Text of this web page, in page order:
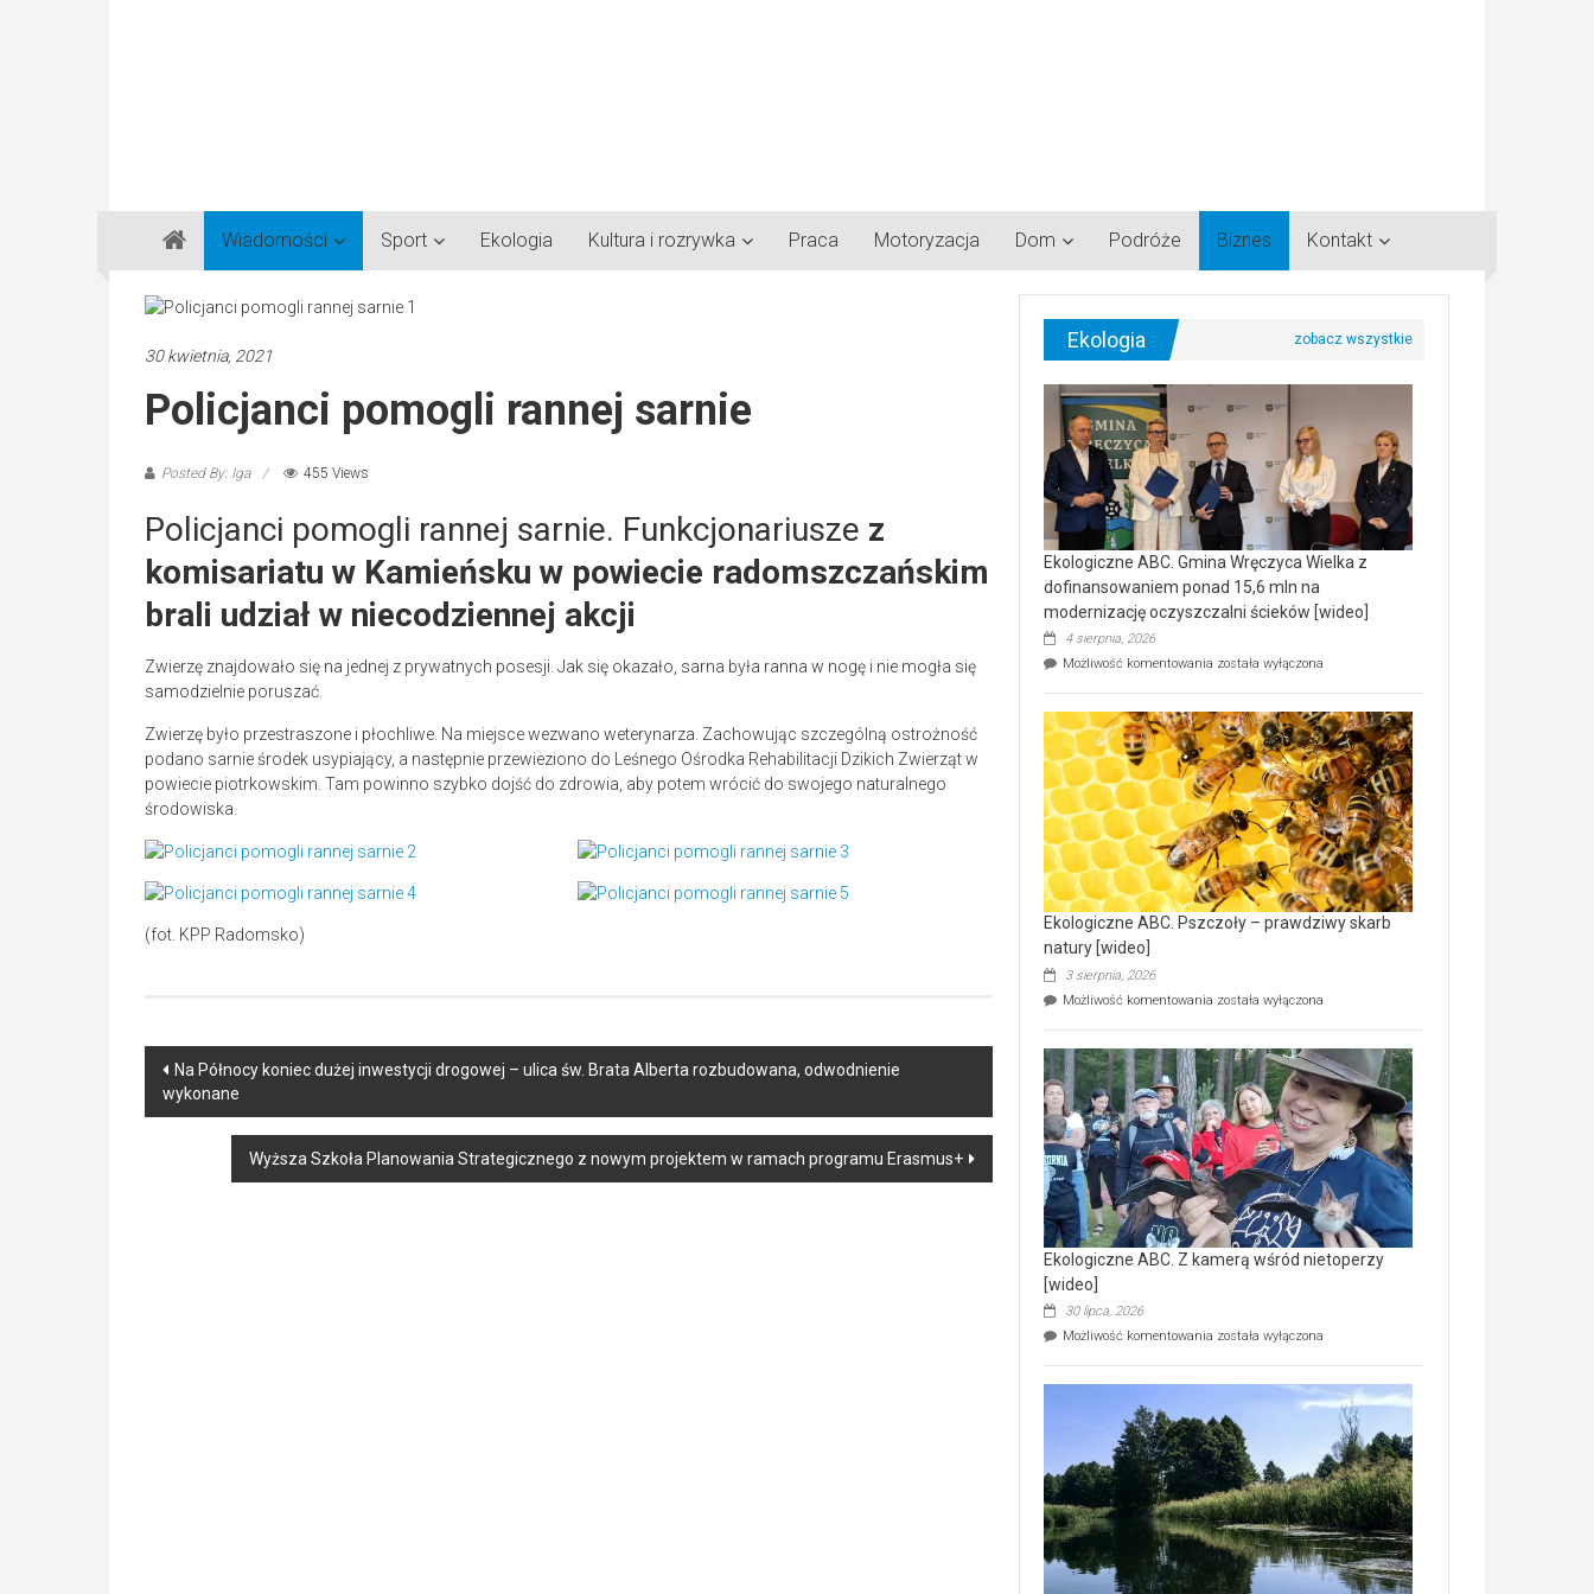
Gazeta
Regionalna
Częstochowa,
Lubliniec,
Wiadomości Sport Ekologia Kultura i rozrywka Praca Motoryzacja Dom Podróże Biznes Kontakt
30 kwietnia, 2021
Policjanci pomogli rannej sarnie
Posted By: Iga 455 Views
Policjanci pomogli rannej sarnie. Funkcjonariusze z
komisariatu w Kamieńsku w powiecie radomszczańskim
brali udział w niecodziennej akcji
Zwierzę znajdowało się na jednej z prywatnych posesji. Jak się okazało, sarna była ranna w nogę i nie mogła się
samodzielnie poruszać.
Zwierzę było przestraszone i płochliwe. Na miejsce wezwano weterynarza. Zachowując szczególną ostrożność
podano sarnie środek usypiający, a następnie przewieziono do Leśnego Ośrodka Rehabilitacji Dzikich Zwierząt w
powiecie piotrkowskim. Tam powinno szybko dojść do zdrowia, aby potem wrócić do swojego naturalnego
środowiska.
(fot. KPP Radomsko)
Post
navigation
Na Północy koniec dużej inwestycji drogowej – ulica św. Brata Alberta rozbudowana, odwodnienie
wykonane
Wyższa Szkoła Planowania Strategicznego z nowym projektem w ramach programu Erasmus+
Ekologia
Ekologiczne ABC. Gmina Wręczyca Wielka z
dofinansowaniem ponad 15,6 mln na
modernizację oczyszczalni ścieków [wideo]
4 sierpnia, 2026
Możliwość komentowania Ekologiczne
Wręczyca
Wielka
z
dofinansowaniem
ponad
15,6
mln
na
modernizację
oczyszczalni
ścieków
[wideo]
została wyłączona
Ekologiczne ABC. Pszczoły – prawdziwy skarb
natury [wideo]
3 sierpnia, 2026
Możliwość komentowania Ekologiczne
–
prawdziwy
skarb
natury
[wideo]
została wyłączona
Ekologiczne ABC. Z kamerą wśród nietoperzy
[wideo]
30 lipca, 2026
Możliwość komentowania Ekologiczne
wśród
nietoperzy
[wideo]
została wyłączona